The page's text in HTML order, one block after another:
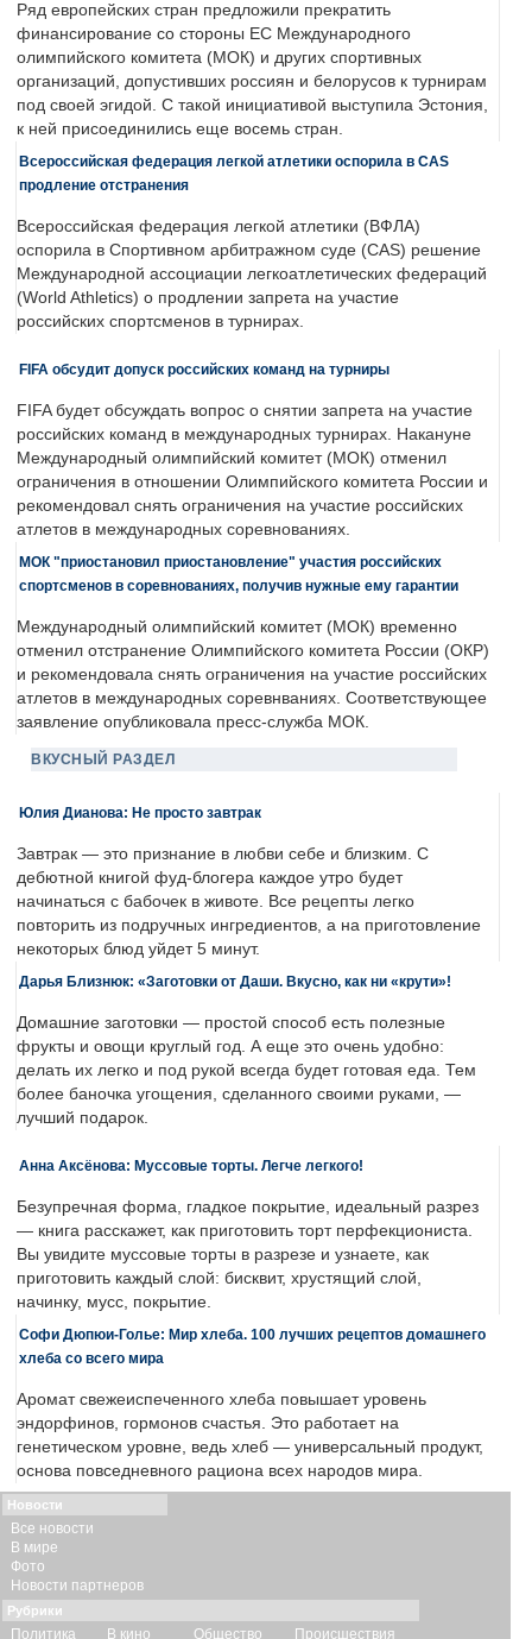
Ряд европейских стран предложили прекратить
финансирование со стороны ЕС Международного
олимпийского комитета (МОК) и других спортивных
организаций, допустивших россиян и белорусов к турнирам
под своей эгидой. С такой инициативой выступила Эстония,
к ней присоединились еще восемь стран.
Всероссийская федерация легкой атлетики оспорила в CAS
продление отстранения
Всероссийская федерация легкой атлетики (ВФЛА)
оспорила в Спортивном арбитражном суде (CAS) решение
Международной ассоциации легкоатлетических федераций
(World Athletics) о продлении запрета на участие
российских спортсменов в турнирах.
FIFA обсудит допуск российских команд на турниры
FIFA будет обсуждать вопрос о снятии запрета на участие
российских команд в международных турнирах. Накануне
Международный олимпийский комитет (МОК) отменил
ограничения в отношении Олимпийского комитета России и
рекомендовал снять ограничения на участие российских
атлетов в международных соревнованиях.
МОК "приостановил приостановление" участия российских
спортсменов в соревнованиях, получив нужные ему гарантии
Международный олимпийский комитет (МОК) временно
отменил отстранение Олимпийского комитета России (ОКР)
и рекомендовала снять ограничения на участие российских
атлетов в международных соревнваниях. Соответствующее
заявление опубликовала пресс-служба МОК.
ВКУСНЫЙ РАЗДЕЛ
Юлия Дианова: Не просто завтрак
Завтрак — это признание в любви себе и близким. С
дебютной книгой фуд-блогера каждое утро будет
начинаться с бабочек в животе. Все рецепты легко
повторить из подручных ингредиентов, а на приготовление
некоторых блюд уйдет 5 минут.
Дарья Близнюк: «Заготовки от Даши. Вкусно, как ни «крути»!
Домашние заготовки — простой способ есть полезные
фрукты и овощи круглый год. А еще это очень удобно:
делать их легко и под рукой всегда будет готовая еда. Тем
более баночка угощения, сделанного своими руками, —
лучший подарок.
Анна Аксёнова: Муссовые торты. Легче легкого!
Безупречная форма, гладкое покрытие, идеальный разрез
— книга расскажет, как приготовить торт перфекциониста.
Вы увидите муссовые торты в разрезе и узнаете, как
приготовить каждый слой: бисквит, хрустящий слой,
начинку, мусс, покрытие.
Софи Дюпюи-Голье: Мир хлеба. 100 лучших рецептов домашнего
хлеба со всего мира
Аромат свежеиспеченного хлеба повышает уровень
эндорфинов, гормонов счастья. Это работает на
генетическом уровне, ведь хлеб — универсальный продукт,
основа повседневного рациона всех народов мира.
Новости
Все новости
В мире
Фото
Новости партнеров
Рубрики
Политика В кино Общество Происшествия